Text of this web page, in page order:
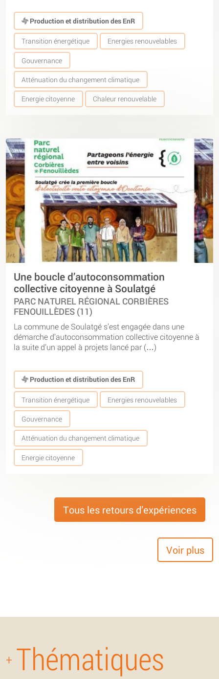
Production et distribution des EnR
Transition énergétique Energies renouvelables
Gouvernance
Atténuation du changement climatique
Energie citoyenne Chaleur renouvelable
Une boucle d’autoconsommation
collective citoyenne à Soulatgé
PARC NATUREL RÉGIONAL CORBIÈRES
FENOUILLÈDES (11)
La commune de Soulatgé s’est engagée dans une
démarche d’autoconsommation collective citoyenne à
la suite d’un appel à projets lancé par (…)
Production et distribution des EnR
Transition énergétique Energies renouvelables
Gouvernance
Atténuation du changement climatique
Energie citoyenne
Tous les retours d’expériences
Voir plus
+ Thématiques